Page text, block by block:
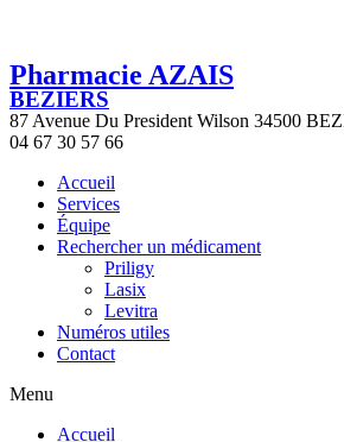
Pharmacie AZAIS
BEZIERS
87 Avenue Du President Wilson 34500
04 67 30 57 66
Accueil
Services
Équipe
Rechercher un médicament
Priligy
Lasix
Levitra
Numéros utiles
Contact
Menu
Accueil